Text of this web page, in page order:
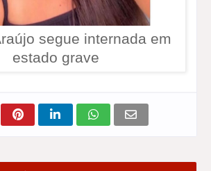
segue internada em
estado grave